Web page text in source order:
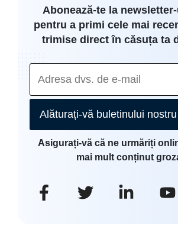
Abonează-te la
pentru a primi cele mai
trimise direct în căsuța ta
Alăturați-vă buletinului
Asigurați-vă că ne urmăriți
mai mult conținut